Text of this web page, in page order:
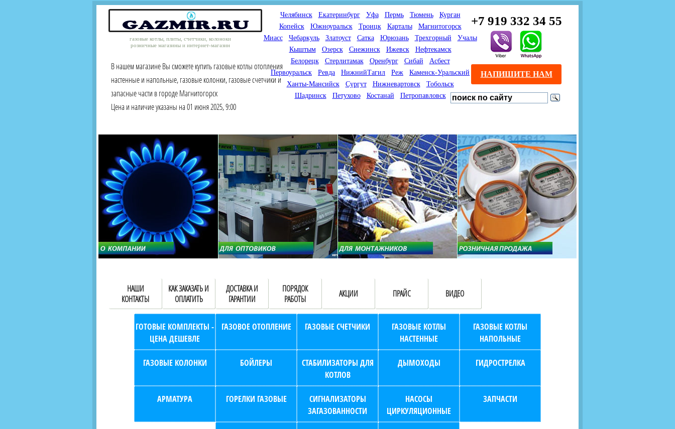
газовые котлы, плиты, счетчики, колоноки
розничные магазины и интернет-магазин
+7 919 332 34 55
Челябинск Екатеринбург Уфа Пермь Тюмень
Курган
Копейск
Южноуральск Троицк Карталы
Магнитогорск
Миасс
Чебаркуль Златоуст Сатка Юрюзань Трехгорный
Учалы
Кыштым
Озерск Снежинск Ижевск
Нефтекамск
Белорецк
Стерлитамак Оренбург Сибай
Асбест
Первоуральск
Ревда НижнийТагил Реж
Каменск-Уральский
Ханты-Мансийск
Сургут Нижневартовск
Тобольск
Шадринск
Петухово Костанай Петропавловск
В нашем магазине Вы сможете купить газовые котлы отопления
настенные и напольные, газовые колонки, газовые счетчики и
запасные части в городе Магнитогорск
Цена и наличие указаны на 01 июня 2025, 9:00
НАПИШИТЕ НАМ
Мы продаем газовые котлы
для отопления,
водонагреватели, счетчики
газа с доставкой по городам
России и Казахстана
Мы специализируемся на
снабжении магазинов
газового оборудования.
Предлагаем полный
ассортимент товара для
открытия магазина газового
оборудования в Вашем
городе. Мы знаем что будет
продаваться.
Предлагаем взаимовыгодное
сотрудничество
монтажникам газового
оборудования. Если Вы
занимаетесь установкой
газового оборудования, мы
предлагаем Вам оптовые
цены и документарное
сопровождение Ваших
продаж (берем всю
бухгалтерию "на себя")
НАШИ
КОНТАКТЫ
КАК ЗАКАЗАТЬ И
ОПЛАТИТЬ
ДОСТАВКА И
ГАРАНТИИ
ПОРЯДОК
РАБОТЫ
АКЦИИ ПРАЙС ВИДЕО
ГОТОВЫЕ КОМПЛЕКТЫ -
ЦЕНА ДЕШЕВЛЕ
ГАЗОВОЕ ОТОПЛЕНИЕ ГАЗОВЫЕ СЧЕТЧИКИ
ГАЗОВЫЕ КОТЛЫ
НАСТЕННЫЕ
ГАЗОВЫЕ КОТЛЫ
НАПОЛЬНЫЕ
ГАЗОВЫЕ КОЛОНКИ БОЙЛЕРЫ
СТАБИЛИЗАТОРЫ ДЛЯ
КОТЛОВ
ДЫМОХОДЫ ГИДРОСТРЕЛКА
АРМАТУРА ГОРЕЛКИ ГАЗОВЫЕ
СИГНАЛИЗАТОРЫ
ЗАГАЗОВАННОСТИ
НАСОСЫ
ЦИРКУЛЯЦИОННЫЕ
ЗАПЧАСТИ